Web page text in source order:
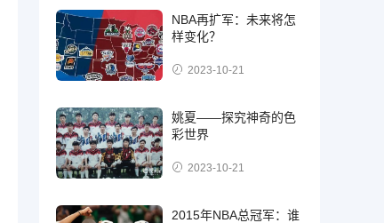
NBA再扩军：未来将怎
样变化？
2023-10-21
姚夏——探究神奇的色
彩世界
2023-10-21
2015年NBA总冠军：谁